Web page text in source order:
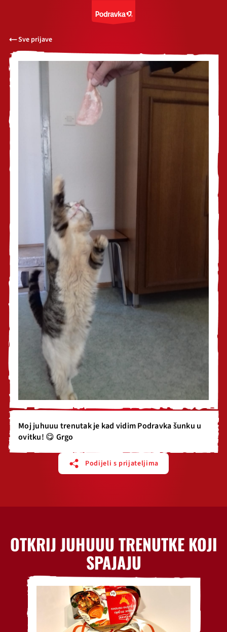
Sve prijave
Moj juhuuu trenutak je kad vidim Podravka šunku u
ovitku! 😋 Grgo
Podijeli s prijateljima
OTKRIJ JUHUUU TRENUTKE KOJI
SPAJAJU